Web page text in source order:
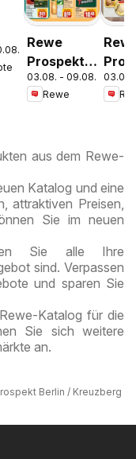
Rewe
Prospekt
Berlin /
Tiergarten
03.08. - 09.08.2026
Rewe
03.08.
aus dem Rewe-
Katalog und eine
attraktiven Preisen,
Sie im neuen
Sie alle Ihre
sind. Verpassen
und sparen Sie
Katalog für die
Sie sich weitere
an.
Berlin / Kreuzberg